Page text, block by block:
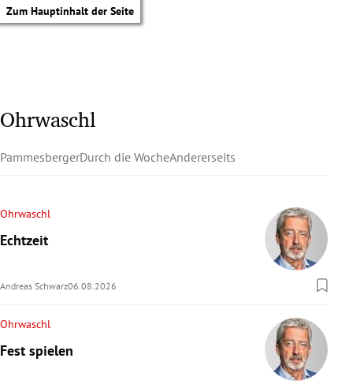
Zum Hauptinhalt der Seite
Untermenü
Ohrwaschl
PammesbergerDurch die WocheAndererseits
Ohrwaschl
Echtzeit
Andreas Schwarz06.08.2026
Ohrwaschl
Fest spielen